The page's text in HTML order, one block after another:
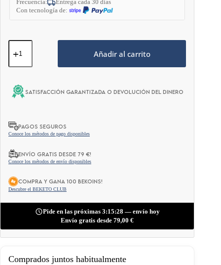
Peso Neto:
Frecuencia:
Entrega cada 30 días
Con tecnología de:
Crema
Keto™
de
Perfecta
250g
Añadir al carrito
SATISFACCIÓN GARANTIZADA O DEVOLUCIÓN DEL DINERO
PAGOS SEGUROS
Conoce los métodos de pago disponibles
ENVÍO GRATIS DESDE 79 €!
Conoce los métodos de envío disponibles
COMPRA Y GANA 100 BEKOINS!
Descubre el BEKETO CLUB
Pide en las próximas 3:15:27 — envío hoy
Envío gratis desde79,00€
Comprados juntos habitualmente